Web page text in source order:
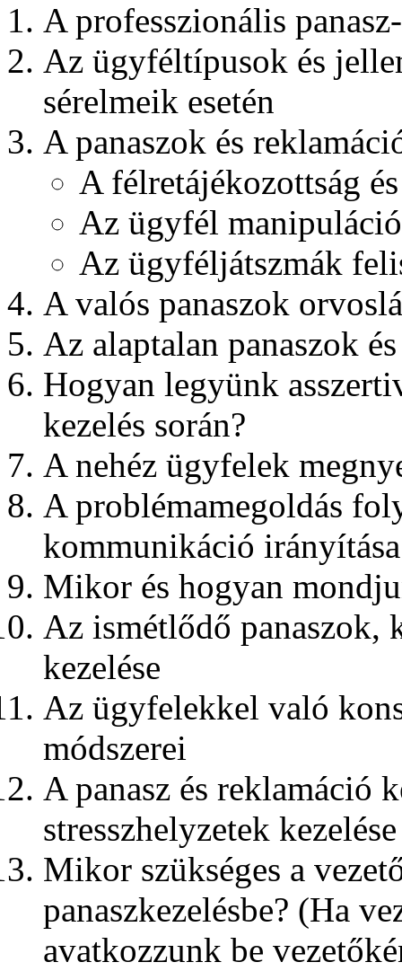
A professzionális
Az ügyféltípusok és
sérelmeik esetén
A panaszok és
A félretájékozottság
Az ügyfél
Az ügyféljátszmák
A valós panaszok
Az alaptalan panaszok
Hogyan legyünk
kezelés során?
A nehéz ügyfelek
A problémamegoldás
kommunikáció irányítása
Mikor és hogyan
Az ismétlődő panaszok,
kezelése
Az ügyfelekkel való
módszerei
A panasz és reklamáció
stresszhelyzetek kezelése
Mikor szükséges a
panaszkezelésbe? (Ha
avatkozzunk be